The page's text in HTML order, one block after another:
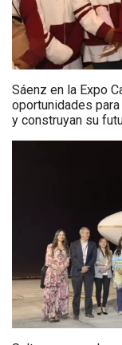
Sáenz en la Expo
oportunidades
y construyan su